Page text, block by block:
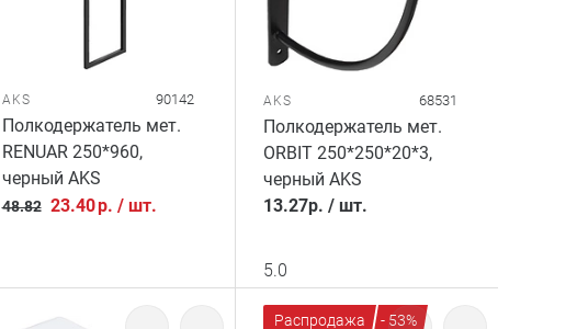
AKS 90142
Полкодержатель мет.
RENUAR 250*960,
черный AKS
48.82 23.40р. / шт.
AKS 68531
Полкодержатель мет.
ORBIT 250*250*20*3,
черный AKS
13.27р. /шт.
5.0
Распродажа - 53%